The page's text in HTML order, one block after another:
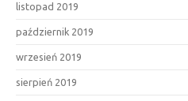
listopad 2019
październik 2019
wrzesień 2019
sierpień 2019